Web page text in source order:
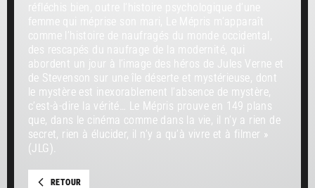
femme qui méprise son mari, Le Mépris m’apparaît
comme l’histoire de naufragés du monde occidental,
des rescapés du naufrage de la modernité, qui
abordent un jour à l’image des héros de Jules Verne et
de Stevenson sur une île déserte et mystérieuse, dont
le mystère est inexorablement l’absence de mystère,
c’est-à-dire la vérité… Le Mépris prouve en 149 plans
que, dans le cinéma comme dans la vie, il n’y a rien de
secret, rien à élucider, il n’y a qu’à vivre et à filmer »
(JLG).
RETOUR